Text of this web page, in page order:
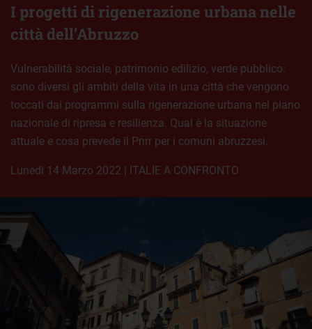
I progetti di rigenerazione urbana nelle
città dell’Abruzzo
Vulnerabilità sociale, patrimonio edilizio, verde pubblico:
sono diversi gli ambiti della vita in una città che vengono
toccati dai programmi sulla rigenerazione urbana nel piano
nazionale di ripresa e resilienza. Qual è la situazione
attuale e cosa prevede il Pnrr per i comuni abruzzesi.
lunedì 14 Marzo 2022 | ITALIE A CONFRONTO